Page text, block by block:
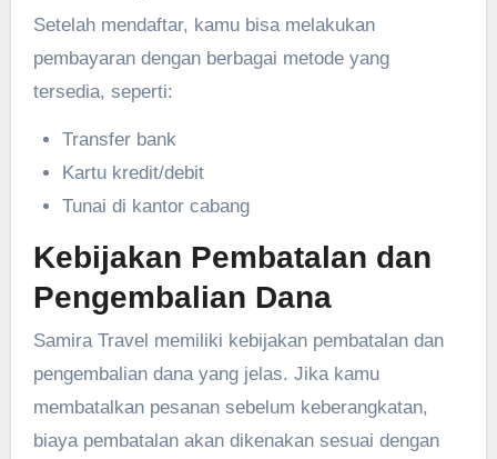
Setelah mendaftar, kamu bisa melakukan
pembayaran dengan berbagai metode yang
tersedia, seperti:
Transfer bank
Kartu kredit/debit
Tunai di kantor cabang
Kebijakan Pembatalan dan
Pengembalian Dana
Samira Travel memiliki kebijakan pembatalan dan
pengembalian dana yang jelas. Jika kamu
membatalkan pesanan sebelum keberangkatan,
biaya pembatalan akan dikenakan sesuai dengan